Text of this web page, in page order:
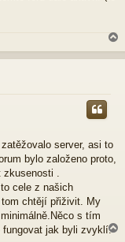
a
h
server, asi to
bylo založeno proto,
zkusenosti .
cele z našich
chtějí přiživit. My
s tím
fungovat jak byli zvyklí.